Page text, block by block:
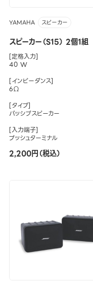
YAMAHA スピーカー
スピーカー（S15） 2個1組
[定格入力]
40 W
[インピーダンス]
6Ω
[タイプ]
パッシブスピーカー
[入力端子]
プッシュターミナル
2,200円（税込）